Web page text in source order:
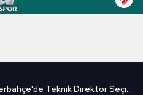
Ozan Zeybek: "Bana Göre Fenerbahçe'de Teknik Direktör Seçimi Olacak"